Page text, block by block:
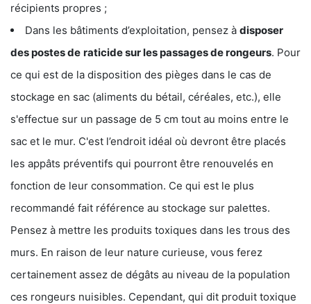
récipients propres ;
Dans les bâtiments d’exploitation, pensez à disposer
des postes de raticide sur les passages de rongeurs. Pour
ce qui est de la disposition des pièges dans le cas de
stockage en sac (aliments du bétail, céréales, etc.), elle
s'effectue sur un passage de 5 cm tout au moins entre le
sac et le mur. C'est l’endroit idéal où devront être placés
les appâts préventifs qui pourront être renouvelés en
fonction de leur consommation. Ce qui est le plus
recommandé fait référence au stockage sur palettes.
Pensez à mettre les produits toxiques dans les trous des
murs. En raison de leur nature curieuse, vous ferez
certainement assez de dégâts au niveau de la population
ces rongeurs nuisibles. Cependant, qui dit produit toxique